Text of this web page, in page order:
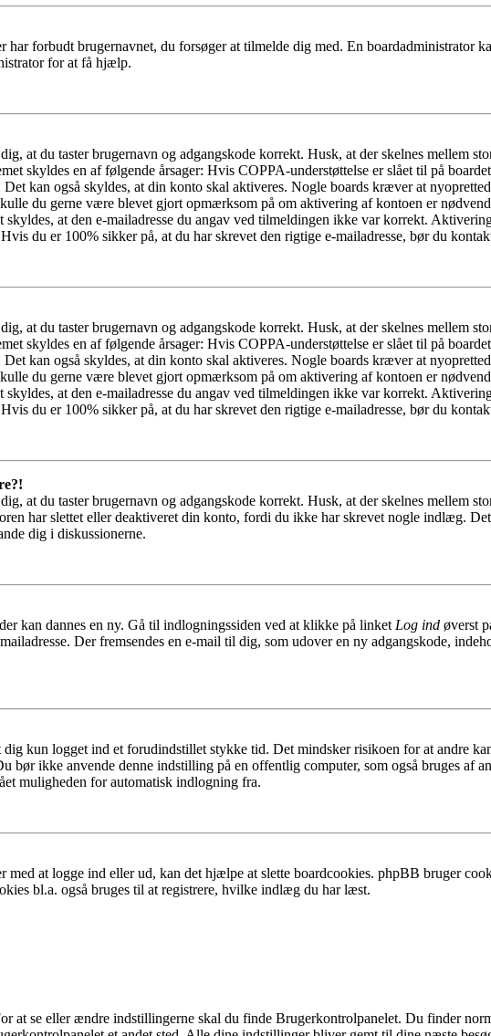
forbudt brugernavnet, du forsøger at tilmelde dig med. En boardadministrator
for at få hjælp.
at du taster brugernavn og adgangskode korrekt. Husk, at der skelnes mellem
skyldes en af følgende årsager: Hvis COPPA-understøttelse er slået til på
kan også skyldes, at din konto skal aktiveres. Nogle boards kræver at
du gerne være blevet gjort opmærksom på om aktivering af kontoen er
at den e-mailadresse du angav ved tilmeldingen ikke var korrekt.
du er 100% sikker på, at du har skrevet den rigtige e-mailadresse, bør du
at du taster brugernavn og adgangskode korrekt. Husk, at der skelnes mellem
skyldes en af følgende årsager: Hvis COPPA-understøttelse er slået til på
kan også skyldes, at din konto skal aktiveres. Nogle boards kræver at
du gerne være blevet gjort opmærksom på om aktivering af kontoen er
at den e-mailadresse du angav ved tilmeldingen ikke var korrekt.
du er 100% sikker på, at du har skrevet den rigtige e-mailadresse, bør du
at du taster brugernavn og adgangskode korrekt. Husk, at der skelnes mellem
har slettet eller deaktiveret din konto, fordi du ikke har skrevet nogle indlæg.
dig i diskussionerne.
kan dannes en ny. Gå til indlogningssiden ved at klikke på linket Log ind øverst
Der fremsendes en e-mail til dig, som udover en ny adgangskode,
dig kun logget ind et forudindstillet stykke tid. Det mindsker risikoen for at andre
bør ikke anvende denne indstilling på en offentlig computer, som også bruges af
muligheden for automatisk indlogning fra.
at logge ind eller ud, kan det hjælpe at slette boardcookies. phpBB bruger
bl.a. også bruges til at registrere, hvilke indlæg du har læst.
at se eller ændre indstillingerne skal du finde Brugerkontrolpanelet. Du finder